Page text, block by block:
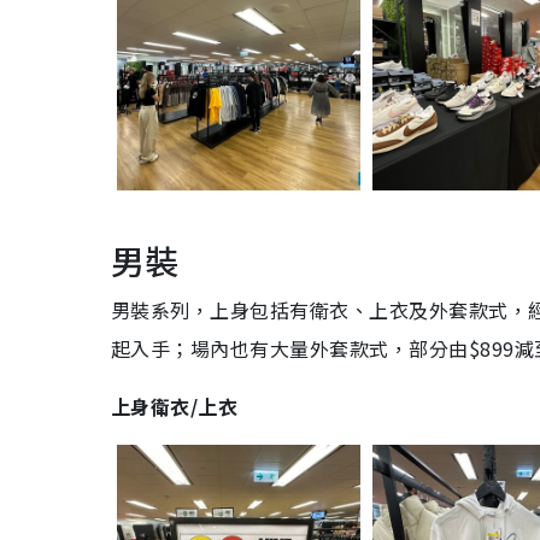
男裝
男裝系列，上身包括有衛衣、上衣及外套款式
起入手；場內也有大量外套款式，部分由$899
上身衛衣/上衣